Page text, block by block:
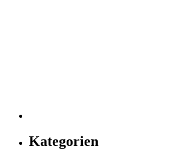
Kategorien